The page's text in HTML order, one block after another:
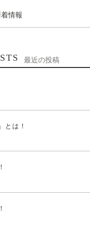
情報
最近の投稿
とは！